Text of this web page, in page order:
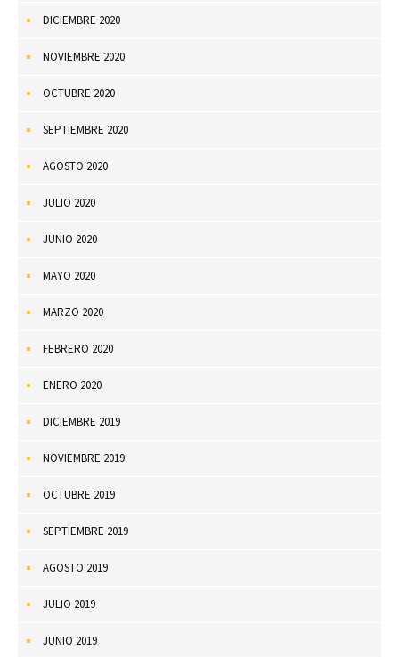
DICIEMBRE 2020
NOVIEMBRE 2020
OCTUBRE 2020
SEPTIEMBRE 2020
AGOSTO 2020
JULIO 2020
JUNIO 2020
MAYO 2020
MARZO 2020
FEBRERO 2020
ENERO 2020
DICIEMBRE 2019
NOVIEMBRE 2019
OCTUBRE 2019
SEPTIEMBRE 2019
AGOSTO 2019
JULIO 2019
JUNIO 2019